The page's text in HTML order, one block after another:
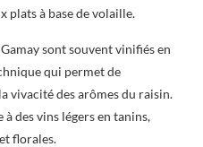
plats à base de volaille.
sont souvent vinifiés en
qui permet de
vivacité des arômes du raisin.
des vins légers en tanins,
florales.